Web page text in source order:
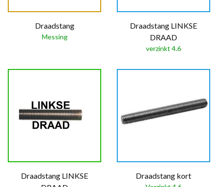
Draadstang
Messing
Draadstang LINKSE
DRAAD
verzinkt 4.6
Draadstang LINKSE
Draadstang kort